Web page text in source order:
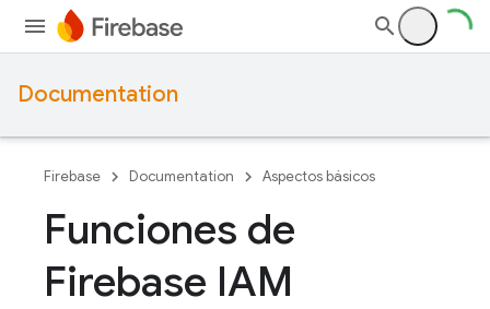
Documentation
Firebase Documentation Aspectos básicos
Funciones de
Firebase IAM